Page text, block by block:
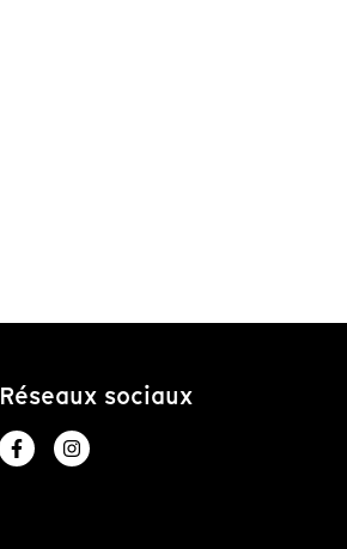
Réseaux sociaux